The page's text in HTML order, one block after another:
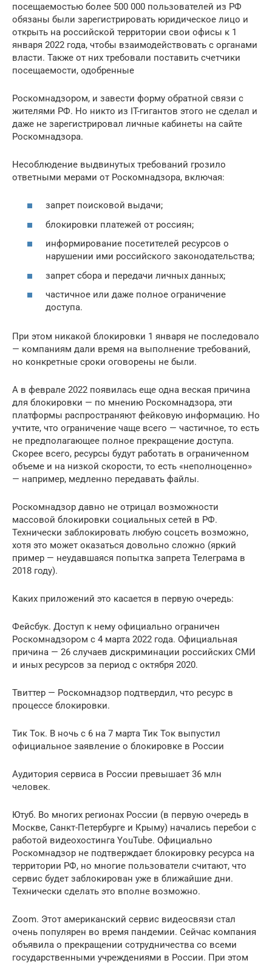
посещаемостью более 500 000 пользователей из РФ
обязаны были зарегистрировать юридическое лицо и
открыть на российской территории свои офисы к 1
января 2022 года, чтобы взаимодействовать с органами
власти. Также от них требовали поставить счетчики
посещаемости, одобренные
Роскомнадзором, и завести форму обратной связи с
жителями РФ. Но никто из IT-гигантов этого не сделал и
даже не зарегистрировал личные кабинеты на сайте
Роскомнадзора.
Несоблюдение выдвинутых требований грозило
ответными мерами от Роскомнадзора, включая:
запрет поисковой выдачи;
блокировки платежей от россиян;
информирование посетителей ресурсов о
нарушении ими российского законодательства;
запрет сбора и передачи личных данных;
частичное или даже полное ограничение
доступа.
При этом никакой блокировки 1 января не последовало
— компаниям дали время на выполнение требований,
но конкретные сроки оговорены не были.
А в феврале 2022 появилась еще одна веская причина
для блокировки — по мнению Роскомнадзора, эти
платформы распространяют фейковую информацию. Но
учтите, что ограничение чаще всего — частичное, то есть
не предполагающее полное прекращение доступа.
Скорее всего, ресурсы будут работать в ограниченном
объеме и на низкой скорости, то есть «неполноценно»
— например, медленно передавать файлы.
Роскомнадзор давно не отрицал возможности
массовой блокировки социальных сетей в РФ.
Технически заблокировать любую соцсеть возможно,
хотя это может оказаться довольно сложно (яркий
пример — неудавшаяся попытка запрета Телеграма в
2018 году).
Каких приложений это касается в первую очередь:
Фейсбук. Доступ к нему официально ограничен
Роскомнадзором с 4 марта 2022 года. Официальная
причина — 26 случаев дискриминации российских СМИ
и иных ресурсов за период с октября 2020.
Твиттер — Роскомнадзор подтвердил, что ресурс в
процессе блокировки.
Тик Ток. В ночь с 6 на 7 марта Тик Ток выпустил
официальное заявление о блокировке в России
Аудитория сервиса в России превышает 36 млн
человек.
Ютуб. Во многих регионах России (в первую очередь в
Москве, Санкт-Петербурге и Крыму) начались перебои с
работой видеохостинга YouTube. Официально
Роскомнадзор не подтверждает блокировку ресурса на
территории РФ, но многие пользователи считают, что
сервис будет заблокирован уже в ближайшие дни.
Технически сделать это вполне возможно.
Zoom. Этот американский сервис видеосвязи стал
очень популярен во время пандемии. Сейчас компания
объявила о прекращении сотрудничества со всеми
государственными учреждениями в России. При этом